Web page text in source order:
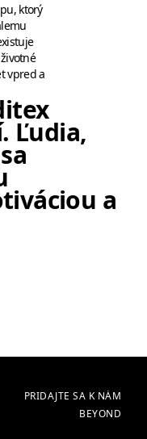
ktorý
vpred a
Ľudia,
a
HLAVNÁ
PRIDAJTE SA K NÁM
BEYOND